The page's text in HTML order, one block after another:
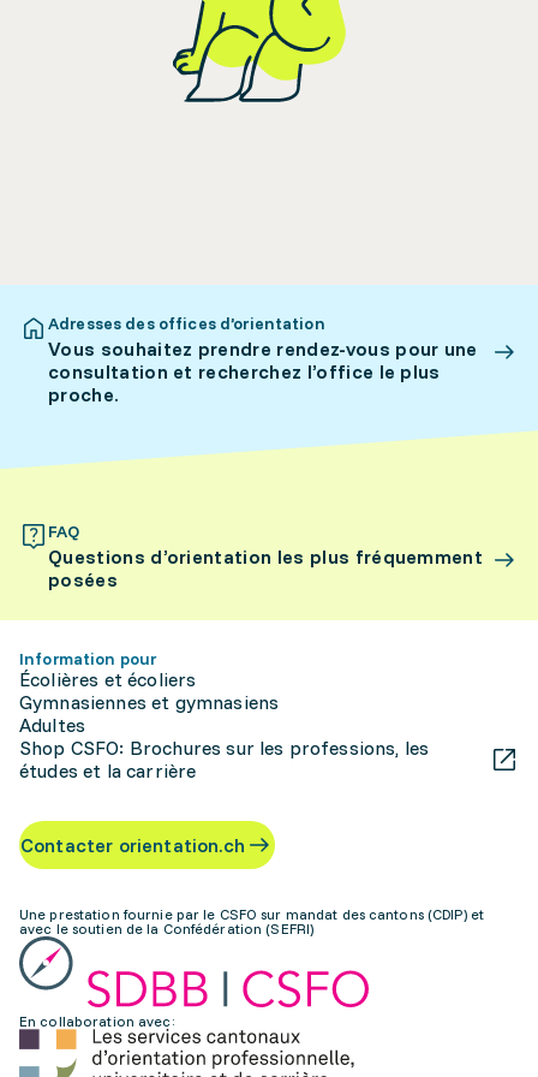
Adresses des offices d’orientation
Vous souhaitez prendre rendez-vous pour une
consultation et recherchez l’office le plus
proche.
FAQ
Questions d’orientation les plus fréquemment
posées
Information pour
Écolières et écoliers
Gymnasiennes et gymnasiens
Adultes
Shop CSFO: Brochures sur les professions, les
études et la carrière
Contacter orientation.ch
Une prestation fournie par le CSFO sur mandat des cantons (CDIP) et
avec le soutien de la Confédération (SEFRI)
En collaboration avec: